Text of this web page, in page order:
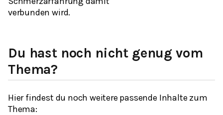
verbunden wird.
Du hast noch nicht genug vom
Thema?
Hier findest du noch weitere passende Inhalte zum
Thema: